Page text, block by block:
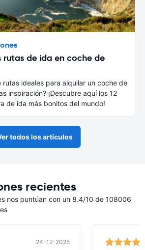
rutas de ida en coche de
rutas ideales para alquilar un coche de
inspiración? ¡Descubre aquí los 12
de ida más bonitos del mundo!
todos los artículos
recientes
nos puntúan con un 8.4/10 de 108006
24-12-2025